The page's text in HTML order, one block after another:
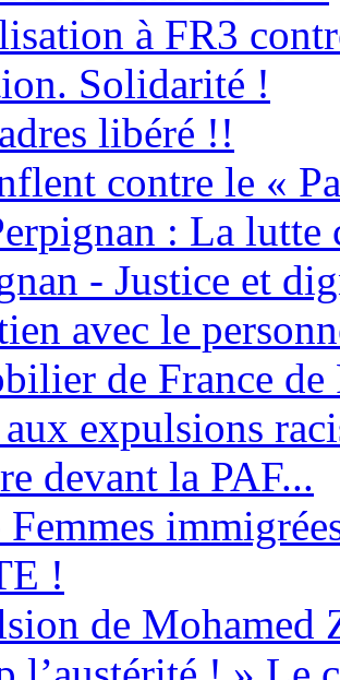
à FR3
Solidarité !
libéré !!
contre le «
: La lutte
- Justice et
avec le
de France de
expulsions
devant la PAF...
Femmes
!
de Mohamed